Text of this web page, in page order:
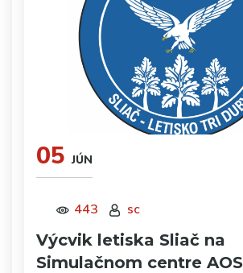
05 JÚN
443 sc
Výcvik letiska Sliač na
Simulačnom centre AOS